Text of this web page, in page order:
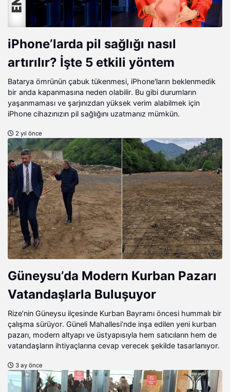
iPhone’larda pil sağlığı nasıl
artırılır? İşte 5 etkili yöntem
Batarya ömrünün çabuk tükenmesi, iPhone'ların beklenmedik
bir anda kapanmasına neden olabilir. Bu gibi durumların
yaşanmaması ve şarjınızdan yüksek verim alabilmek için
iPhone cihazınızın pil sağlığını uzatmanız mümkün.
2 yıl önce
Güneysu’da Modern Kurban Pazarı
Vatandaşlarla Buluşuyor
Rize’nin Güneysu ilçesinde Kurban Bayramı öncesi hummalı bir
çalışma sürüyor. Güneli Mahallesi’nde inşa edilen yeni kurban
pazarı, modern altyapı ve üstyapısıyla hem satıcıların hem de
vatandaşların ihtiyaçlarına cevap verecek şekilde tasarlanıyor.
3 ay önce